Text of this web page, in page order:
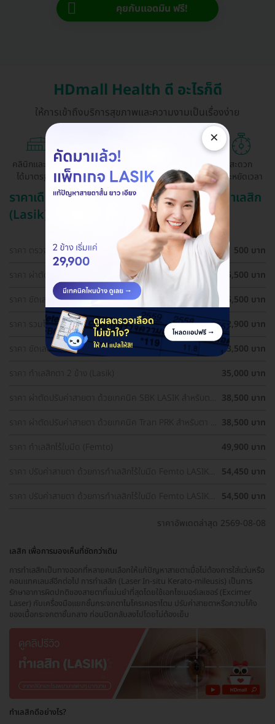
คุยกับแอดมิน ฟรี!
HDmall Health ดี อะไรก็ดี
ให้การเข้าถึงบริการสุขภาพและความงามเป็นเรื่องง่าย
คลินิกและ รพ.
ได้มาตรฐาน
ถูกกว่าจองตรง
ด้วยตัวเอง
สะดวก
ประหยัดเวลา
ราคาเดือน สิงหาคม ปี 2569 (2026) สำหรับ ทำเลสิก
(Lasik)
ราคา ตรวจตาก่อนทำเลสิก (LASIK)
500 บาท
ราคา ผ่าตัดปรับค่าสายตา ด้วยเทคนิค SBK LASIK สำหรับตา
25,500 บาท
ราคา ขัดเลนส์ตาด้วยเลเซอร์ เทคนิค PRK สำหรับตา 1 ข้าง
25,500 บาท
ราคา รวมโปรผ่าตัดแก้ไขสายตา ราคาดี ประเมินสายตา ฟรี!
32,900 บาท
ราคา ขัดเลนส์ตาด้วยเลเซอร์ เทคนิค PRK สำหรับตา 2 ข้าง
33,500 บาท
ราคา ทำเลสิกตา 2 ข้าง (Lasik)
35,000 บาท
ราคา ผ่าตัดปรับค่าสายตา ด้วยเทคนิค SBK LASIK สำหรับตา
38,500 บาท
ราคา ผ่าตัดปรับค่าสายตา ด้วยเทคนิค Tran PRK สำหรับตา 2
38,500 บาท
ราคา ทำเลสิกไร้ใบมีด (Femto)
49,900 บาท
ราคา ปรับค่าสายตา ด้วยการทำเลสิกไร้ใบมีด Femto LASIK 2
54,450 บาท
ราคา ปรับค่าสายตา ด้วยการทำเลสิกไร้ใบมีด Femto LASIK 2
54,500 บาท
ราคาอัพเดตล่าสุด 2569-08-08
เลสิก เพื่อการมองเห็นที่ชัดกว่าเดิม
การทำเลสิกเป็นทางออกที่หลายคนเลือกให้แก้ปัญหาสายตาเมื่อไม่ต้องการใส่แว่นหรือ
คอนแทคเลนส์อีกต่อไป การทำเลสิก (Laser In-situ Kerato-mileusis) เป็นการ
รักษาอาการผิดปกติของสายตาที่แม่นยำที่สุดโดยใช้เอกไซเมอร์เลเซอร์ (Excimer
Laser) กับเครื่องมือแยกชั้นกระจกตาไมโครเคอราโตม ปรับค่าสายตาหรือความโค้ง
ของเนื้อกระจกตาชั้นกลาง ก่อนปิดกลับลงไปโดยไม่ต้องเย็บ
ทำเลสิกดีอย่างไร?
×